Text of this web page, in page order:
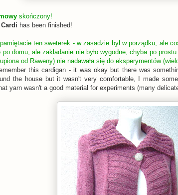
skończony!
has been finished!
ten sweterek - w zasadzie był w porządku, ale
po domu, ale zakładanie nie było wygodne, chyba po
od Raweny) nie nadawała się do eksperymentów
this cardigan - it was okay but there was
the house but it wasn't very comfortable, I made
yarn wasn't a good material for experiments (many